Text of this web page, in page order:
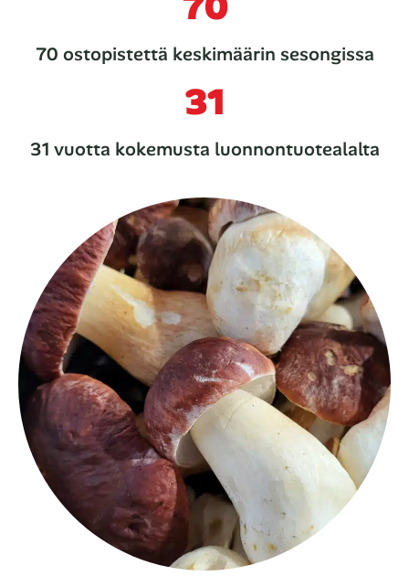
70 ostopistettä keskimäärin sesongissa
31
31 vuotta kokemusta luonnontuotealalta